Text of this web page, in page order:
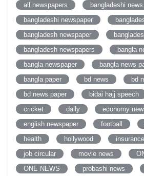
all newspapers
bangladeshi
bangladeshi newspaper
bangladesh newspaper
bangladesh newspapers
bangla
bangla newspaper
bangla news
bangla paper
bd news
bd
bd news paper
bidai hajj speech
cricket
daily
economy
english newspaper
football
health
hollywood insurance
job circular
movie news
ONE NEWS
probashi news